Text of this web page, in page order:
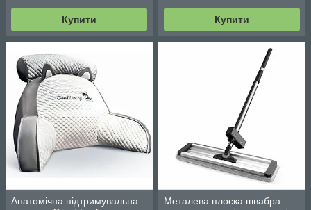
Купити Купити
Анатомічна підтримувальна
Металева плоска швабра